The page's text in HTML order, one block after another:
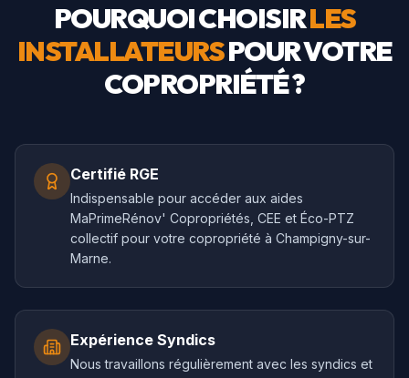
POURQUOI CHOISIRLES
INSTALLATEURSPOUR VOTRE
COPROPRIÉTÉ ?
Certifié RGE
Indispensable pour accéder aux aides
MaPrimeRénov' Copropriétés, CEE et Éco-PTZ
collectif pour votre copropriété à Champigny-sur-
Marne.
Expérience Syndics
Nous travaillons régulièrement avec les syndics et